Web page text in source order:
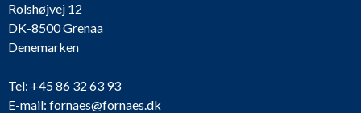
Rolshøjvej 12
DK-8500 Grenaa
Denemarken
Tel: +45 86 32 63 93
E-mail: fornaes@fornaes.dk